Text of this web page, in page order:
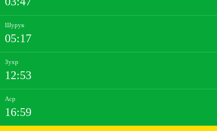
Шурук
05:17
Зухр
12:53
Аср
16:59